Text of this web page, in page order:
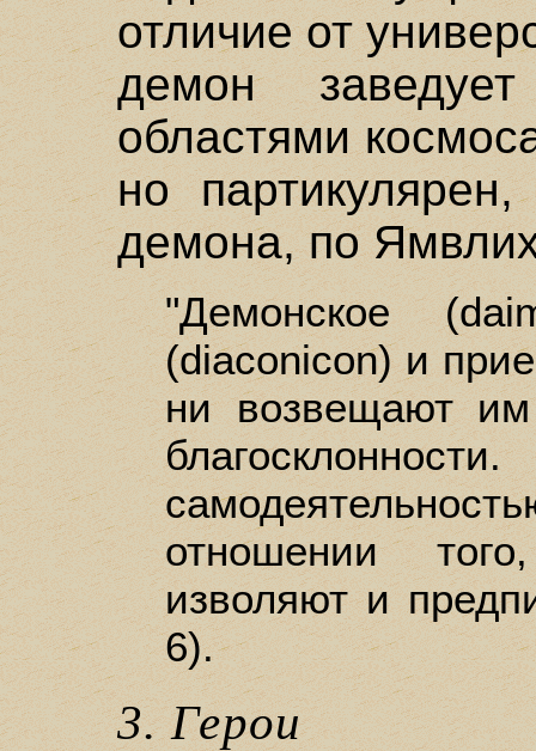
отличие от
демон
областями
но
демона, по
"Демонское
(diaconicon) и
ни возвещают
отношении
изволяют и
6).
3. Герои